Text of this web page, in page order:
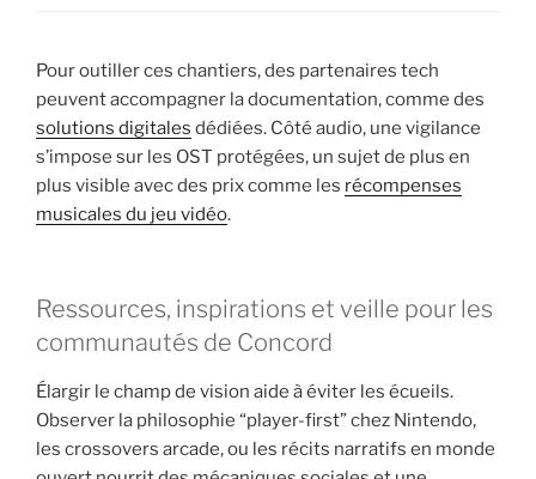
Pour outiller ces chantiers, des partenaires tech
peuvent accompagner la documentation, comme des
solutions digitales dédiées. Côté audio, une vigilance
s’impose sur les OST protégées, un sujet de plus en
plus visible avec des prix comme les récompenses
musicales du jeu vidéo.
Ressources, inspirations et veille pour les
communautés de Concord
Élargir le champ de vision aide à éviter les écueils.
Observer la philosophie “player-first” chez Nintendo,
les crossovers arcade, ou les récits narratifs en monde